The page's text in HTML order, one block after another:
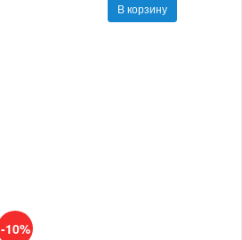
В корзину
-10%